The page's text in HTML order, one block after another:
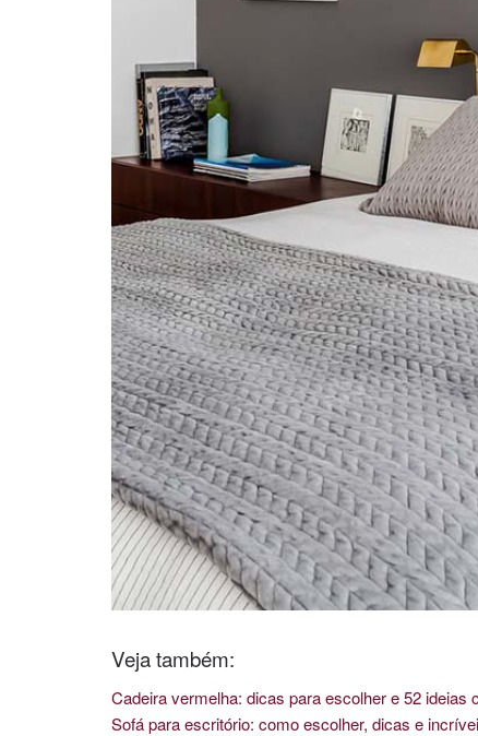
Veja também:
Cadeira vermelha: dicas para escolher e 52 ideias
Sofá para escritório: como escolher, dicas e